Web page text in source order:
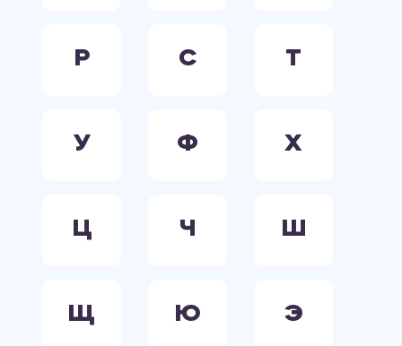
Р С Т
У Ф Х
Ц Ч Ш
Щ Ю Э